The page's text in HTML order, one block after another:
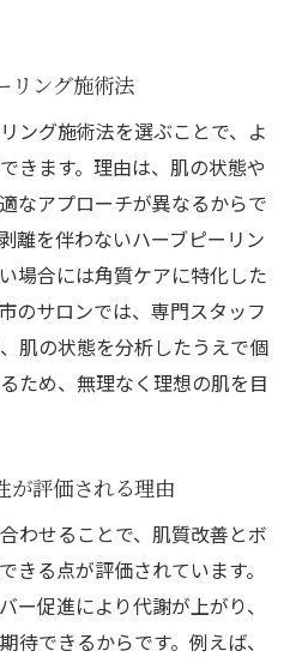
リング施術法
ング施術法を選ぶことで、よ
きます。理由は、肌の状態や
なアプローチが異なるからで
離を伴わないハーブピーリン
場合には角質ケアに特化した
のサロンでは、専門スタッフ
肌の状態を分析したうえで個
ため、無理なく理想の肌を目
が評価される理由
わせることで、肌質改善とボ
きる点が評価されています。
ー促進により代謝が上がり、
待できるからです。例えば、